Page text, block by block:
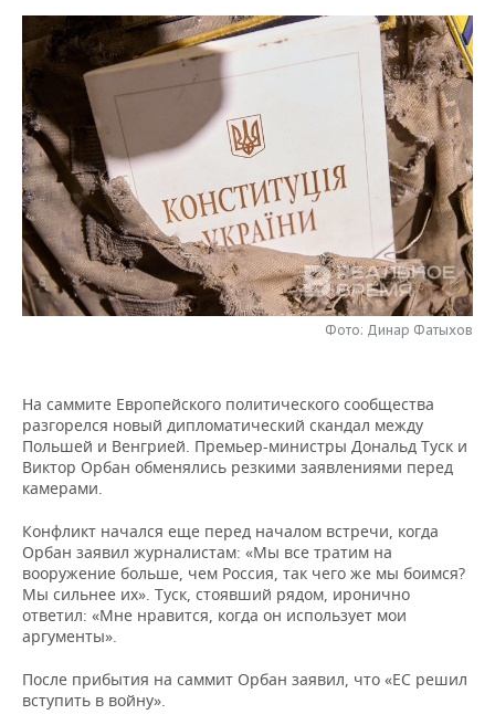
КОМУ ПРИНАДЛЕЖАТ
ТОРГОВЫЕ ЦЕНТРЫ
ТАТАРСТАНА
БЮДЖЕТ
ИНВЕСТИЦИИ
АГРОПРОМ
МАШИНОСТРОЕНИЕ
НЕФТЕХИМИЯ
НЕФТЬ
ОПК
ЭНЕРГЕТИКА
НОВОСТИ АВТО
БИЗНЕС
НОВОСТИ БИЗНЕСА
РОЗНИЧНАЯ ТОРГОВЛЯ
ТРАНСПОРТ
УСЛУГИ
ТЕХНОЛОГИИ
НОВОСТИ ТЕХНОЛОГИЙ
IT
МЕДИА
ТЕЛЕКОММУНИКАЦИИ
МЕРОПРИЯТИЯ
НОВОСТИ МЕРОПРИЯТИЙ
ВЫЕЗДНАЯ РЕДАКЦИЯ
БИЗНЕС-БРАНЧИ
ОТКРЫТАЯ ЛЕКЦИЯ
СПОРТ
НОВОСТИ СПОРТА
ФУТБОЛ
БАСКЕТБОЛ
ВОЛЕЙБОЛ
ФИГУРНОЕ КАТАНИЕ
ВОДНЫЕ ВИДЫ СПОРТА
ОБЩЕСТВО
НОВОСТИ ОБЩЕСТВА
ИНФРАСТРУКТУРА
ИСТОРИЯ
МЕДИЦИНА
ОБРАЗОВАНИЕ
ФОТОГАЛЕРЕЯ
СПРАВОЧНИК
СПИСОК ПЕРСОН
ПОЛНАЯ ВЕРСИЯ
Фото: Динар Фатыхов
На саммите Европейского политического сообщества
разгорелся новый дипломатический скандал между
Польшей и Венгрией. Премьер-министры Дональд Туск и
Виктор Орбан обменялись резкими заявлениями перед
камерами.
Конфликт начался еще перед началом встречи, когда
Орбан заявил журналистам: «Мы все тратим на
вооружение больше, чем Россия, так чего же мы боимся?
Мы сильнее их». Туск, стоявший рядом, иронично
ответил: «Мне нравится, когда он использует мои
аргументы».
После прибытия на саммит Орбан заявил, что «ЕС решил
вступить в войну».